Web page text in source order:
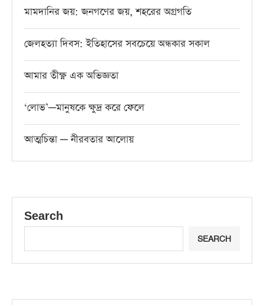
মামদানির জয়: জনগণের জয়, শহরের অগ্রগতি
জেলহত্যা দিবস: ইতিহাসের সবচেয়ে অন্ধকার সকাল
আমার তীক্ষ্ণ এক অভিজ্ঞতা
‘লোভ’—মানুষকে ক্ষুদ্র করে ফেলে
আত্মচিন্তা — নীরবতার আলোয়
Search
SEARCH